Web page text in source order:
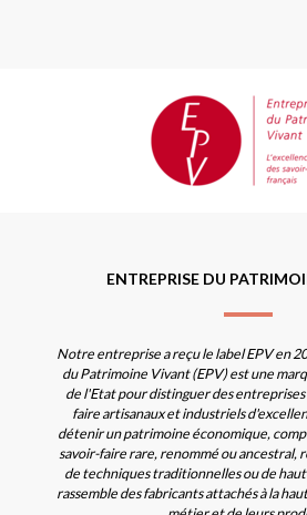
ENTREPRISE DU
Notre entreprise a reçu le label EPV en
du Patrimoine Vivant (EPV) est une
de l'Etat pour distinguer des entreprises
faire artisanaux et industriels
détenir un patrimoine économique,
savoir-faire rare, renommé ou ancestral,
de techniques traditionnelles ou de
rassemble des fabricants attachés à la